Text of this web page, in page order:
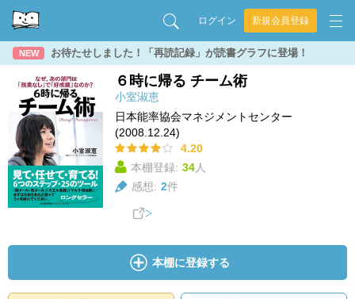
ログイン 新規会員登録
NEW お待たせしました！「再読記録」が読書グラフに登場！
６時に帰る チーム術
小室淑恵
日本能率協会マネジメントセンター
(2008.12.24)
4.20
本棚登録: 34人
感想: 2件
本棚に登録する